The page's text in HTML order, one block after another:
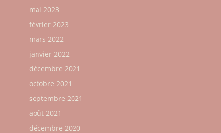
mai 2023
février 2023
mars 2022
janvier 2022
décembre 2021
octobre 2021
septembre 2021
août 2021
décembre 2020